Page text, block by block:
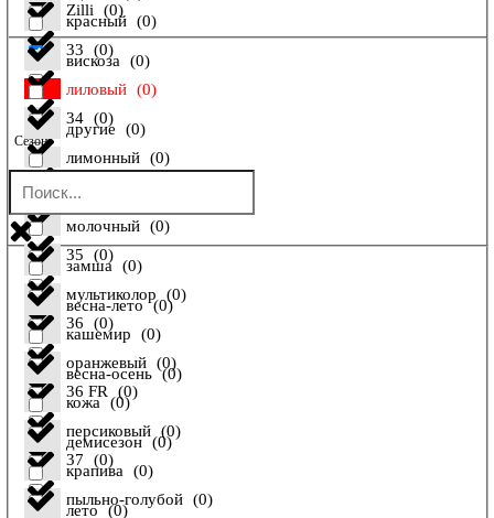
Zilli (0)
33 (0)
34 (0)
34 FR
35 (0)
36 (0)
36 FR (0)
37 (0)
красный (0)
лиловый (0)
лимонный (0)
молочный (0)
мультиколор (0)
оранжевый (0)
персиковый (0)
пыльно-голубой (0)
вискоза (0)
другие (0)
енот
замша (0)
кашемир (0)
кожа (0)
крапива (0)
Сезон
весна-лето (0)
весна-осень (0)
демисезон (0)
лето (0)